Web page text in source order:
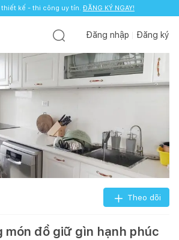
kế - thi công uy tín. ĐĂNG KÝ NGAY!
Đăng nhập Đăng ký
Theo dõi
món đồ giữ gìn hạnh phúc